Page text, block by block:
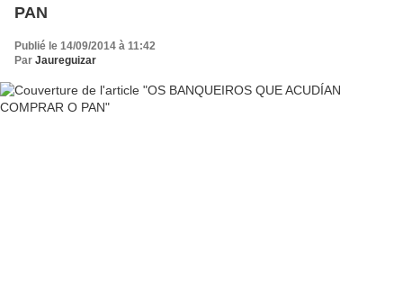
PAN
Publié le 14/09/2014 à 11:42
Par Jaureguizar